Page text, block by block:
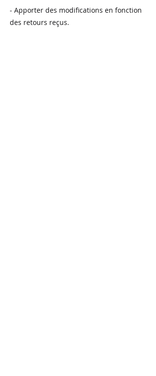
- Apporter des modifications en fonction
des retours reçus.